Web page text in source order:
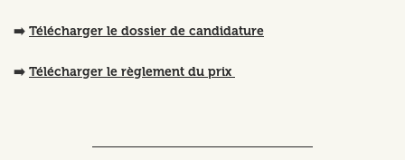
➡️ Télécharger le dossier de candidature
➡️ Télécharger le règlement du prix